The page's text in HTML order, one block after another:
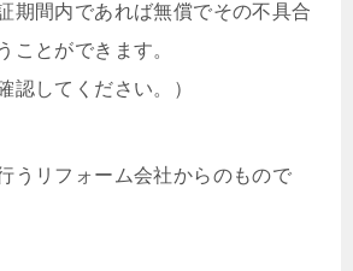
期間内であれば無償でその不具合
ことができます。
認してください。）
うリフォーム会社からのもので